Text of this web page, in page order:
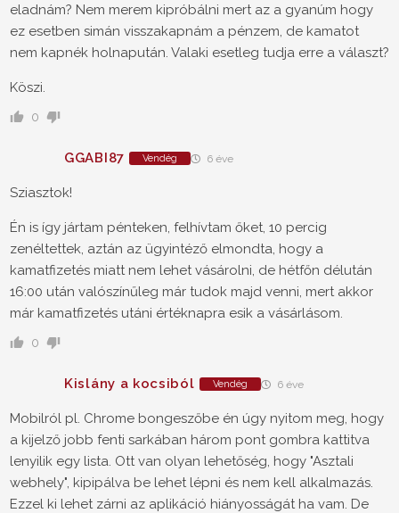
eladnám? Nem merem kipróbálni mert az a gyanúm hogy
ez esetben simán visszakapnám a pénzem, de kamatot
nem kapnék holnapután. Valaki esetleg tudja erre a választ?
Köszi.
0
GGABI87 Vendég 6 éve
Sziasztok!
Én is így jártam pénteken, felhívtam őket, 10 percig
zenéltettek, aztán az ügyintéző elmondta, hogy a
kamatfizetés miatt nem lehet vásárolni, de hétfőn délután
16:00 után valószínűleg már tudok majd venni, mert akkor
már kamatfizetés utáni értéknapra esik a vásárlásom.
0
Kislány a kocsiból Vendég 6 éve
Mobilról pl. Chrome bongeszőbe én úgy nyitom meg, hogy
a kijelző jobb fenti sarkában három pont gombra kattitva
lenyilik egy lista. Ott van olyan lehetőség, hogy "Asztali
webhely", kipipálva be lehet lépni és nem kell alkalmazás.
Ezzel ki lehet zárni az aplikáció hiányosságát ha vam. De